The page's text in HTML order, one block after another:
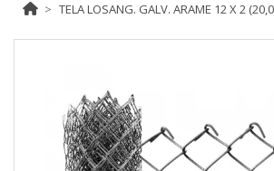
TELA LOSANG. GALV. ARAME 12 X 2